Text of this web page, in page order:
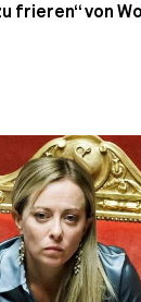
frieren“ von